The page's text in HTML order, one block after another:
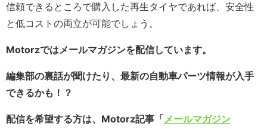
信頼できるところで購入した再生タイヤであれば、安全性
と低コストの両立が可能でしょう。
Motorzではメールマガジンを配信しています。
編集部の裏話が聞けたり、最新の自動車パーツ情報が入手
できるかも！？
配信を希望する方は、Motorz記事「メールマガジン